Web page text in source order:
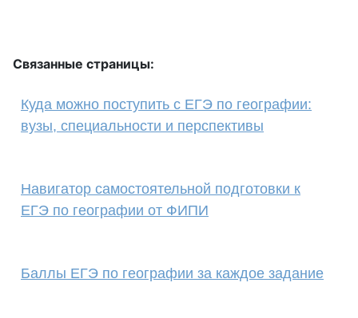
Связанные страницы:
Куда можно поступить с ЕГЭ по географии:
вузы, специальности и перспективы
Навигатор самостоятельной подготовки к
EГЭ по географии от ФИПИ
Баллы ЕГЭ по географии за каждое задание